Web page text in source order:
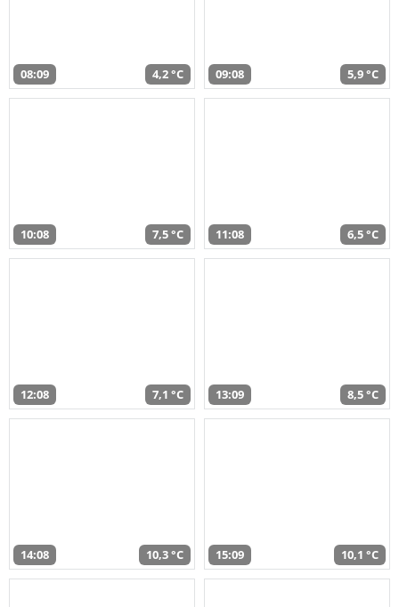
08:09 4,2 °C 09:08 5,9 °C
10:08 7,5 °C 11:08 6,5 °C
12:08 7,1 °C 13:09 8,5 °C
14:08 10,3 °C 15:09 10,1 °C